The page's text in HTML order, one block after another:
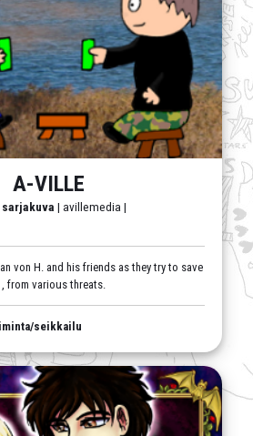
A-VILLE
sarjakuva | avillemedia |
von H. and his friends as they try to save
from various threats.
seikkailu